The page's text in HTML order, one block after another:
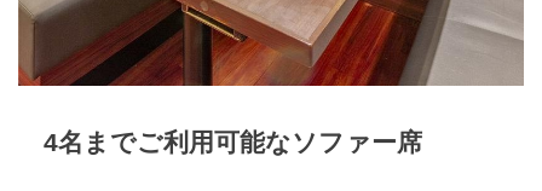
4名までご利用可能なソファー席